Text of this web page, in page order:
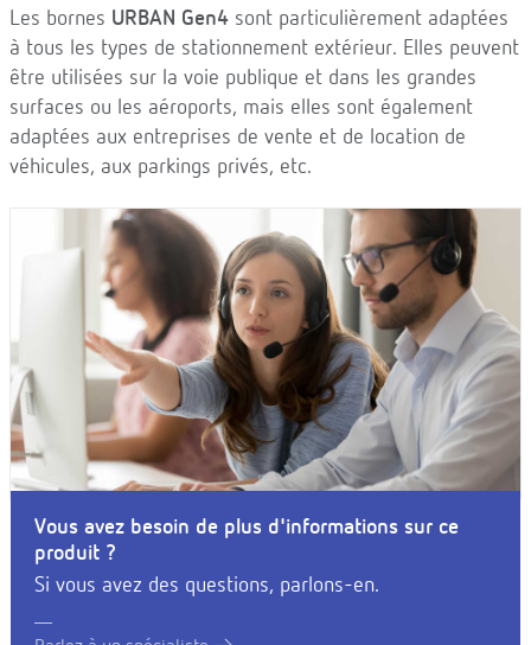
Les bornes URBAN Gen4 sont particulièrement adaptées
à tous les types de stationnement extérieur. Elles peuvent
être utilisées sur la voie publique et dans les grandes
surfaces ou les aéroports, mais elles sont également
adaptées aux entreprises de vente et de location de
véhicules, aux parkings privés, etc.
Vous avez besoin de plus d'informations sur ce
produit ?
Si vous avez des questions, parlons-en.